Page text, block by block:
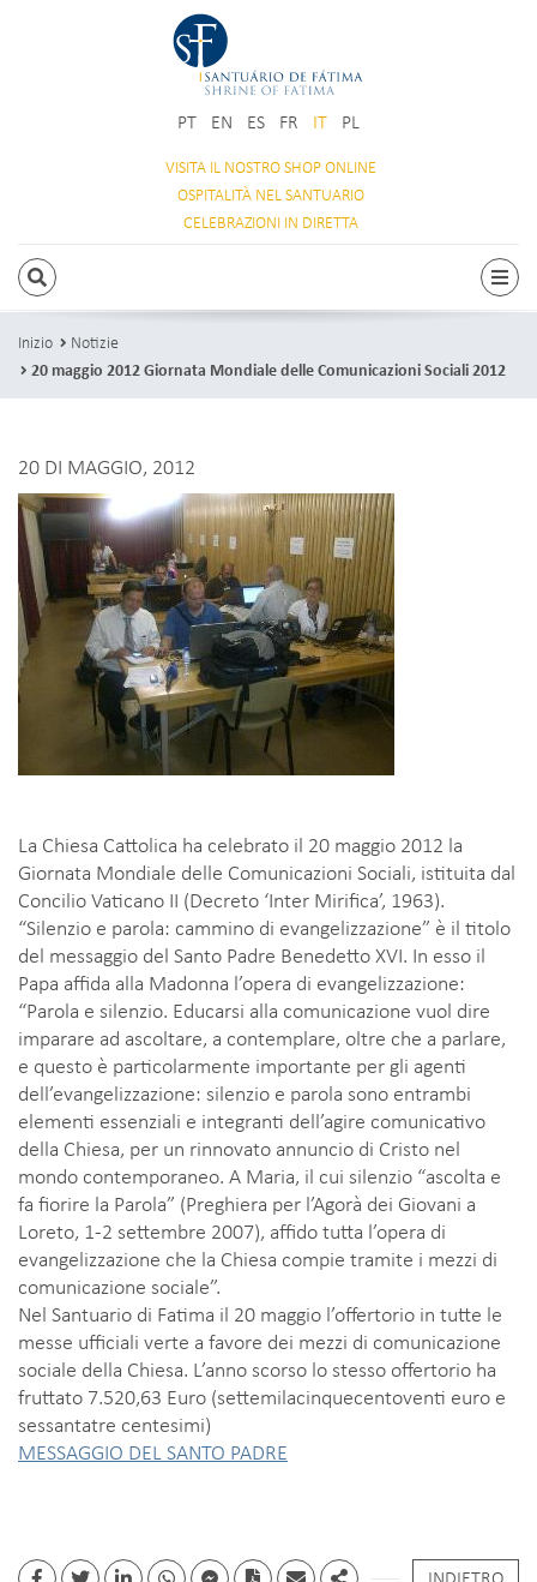
PT EN ES FR IT PL
VISITA IL NOSTROSHOP ONLINE
OSPITALITÀ NEL SANTUARIO
CELEBRAZIONI IN DIRETTA
RICERCA
Inizio
Notizie
20 maggio 2012 Giornata Mondiale delle Comunicazioni Sociali 2012
20 DI MAGGIO, 2012
La Chiesa Cattolica ha celebrato il 20 maggio 2012 la
Giornata Mondiale delle Comunicazioni Sociali, istituita dal
Concilio Vaticano II (Decreto ‘Inter Mirifica’, 1963).
“Silenzio e parola: cammino di evangelizzazione” è il titolo
del messaggio del Santo Padre Benedetto XVI. In esso il
Papa affida alla Madonna l’opera di evangelizzazione:
“Parola e silenzio. Educarsi alla comunicazione vuol dire
imparare ad ascoltare, a contemplare, oltre che a parlare,
e questo è particolarmente importante per gli agenti
dell’evangelizzazione: silenzio e parola sono entrambi
elementi essenziali e integranti dell’agire comunicativo
della Chiesa, per un rinnovato annuncio di Cristo nel
mondo contemporaneo. A Maria, il cui silenzio “ascolta e
fa fiorire la Parola” (Preghiera per l’Agorà dei Giovani a
Loreto, 1-2 settembre 2007), affido tutta l’opera di
evangelizzazione che la Chiesa compie tramite i mezzi di
comunicazione sociale”.
Nel Santuario di Fatima il 20 maggio l’offertorio in tutte le
messe ufficiali verte a favore dei mezzi di comunicazione
sociale della Chiesa. L’anno scorso lo stesso offertorio ha
fruttato 7.520,63 Euro (settemilacinquecentoventi euro e
sessantatre centesimi)
MESSAGGIO DEL SANTO PADRE